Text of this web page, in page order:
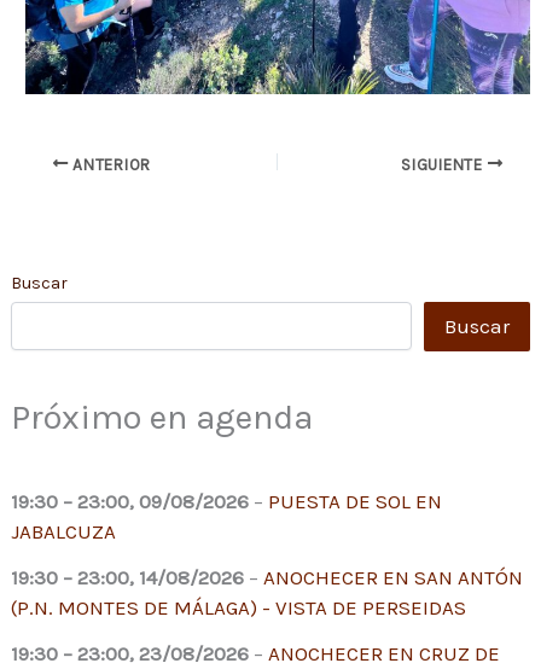
ANTERIOR SIGUIENTE
Buscar
Buscar
Próximo en agenda
19:30 – 23:00,09/08/2026 – PUESTA DE SOL EN
JABALCUZA
19:30 – 23:00, 14/08/2026 –ANOCHECER EN SAN ANTÓN
(P.N. MONTES DE MÁLAGA) - VISTA DE PERSEIDAS
19:30 – 23:00,23/08/2026 – ANOCHECER EN CRUZ DE